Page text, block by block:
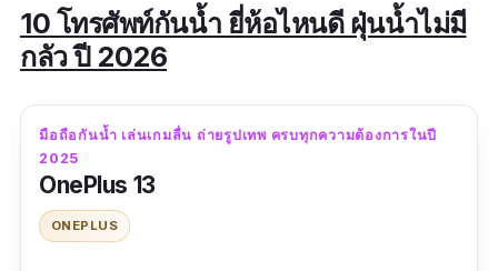
10 โทรศัพท์กันน้ำ ยี่ห้อไหนดี ฝุ่นน้ำไม่มี
กลัว ปี 2026
มือถือกันน้ำ เล่นเกมลื่น ถ่ายรูปเทพ ครบทุกความต้องการในปี
2025
OnePlus 13
ONEPLUS